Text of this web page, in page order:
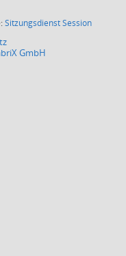
SitzungsdienstSession(Wird in
GmbH